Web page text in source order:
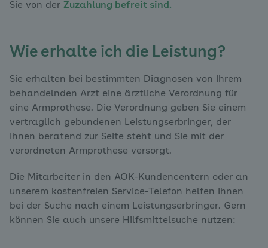
Sie von der Zuzahlung befreit sind.
Wie erhalte ich die Leistung?
Sie erhalten bei bestimmten Diagnosen von Ihrem
behandelnden Arzt eine ärztliche Verordnung für
eine Armprothese. Die Verordnung geben Sie einem
vertraglich gebundenen Leistungserbringer, der
Ihnen beratend zur Seite steht und Sie mit der
verordneten Armprothese versorgt.
Die Mitarbeiter in den AOK-Kundencentern oder an
unserem kostenfreien Service-Telefon helfen Ihnen
bei der Suche nach einem Leistungserbringer. Gern
können Sie auch unsere Hilfsmittelsuche nutzen: